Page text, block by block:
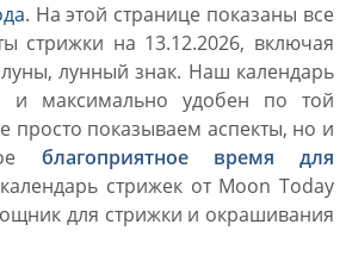
. На этой странице показаны все
стрижки на 13.12.2026, включая
лунный знак. Наш календарь
и максимально удобен по той
просто показываем аспекты, но и
благоприятное время для
стрижек от Moon Today
для стрижки и окрашивания